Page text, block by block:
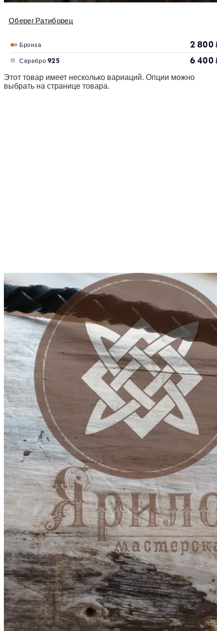
Оберег Ратиборец
Бронза 2 800
Серебро 925 6 400
Этот товар имеет несколько вариаций. Опции можно
выбрать на странице товара.